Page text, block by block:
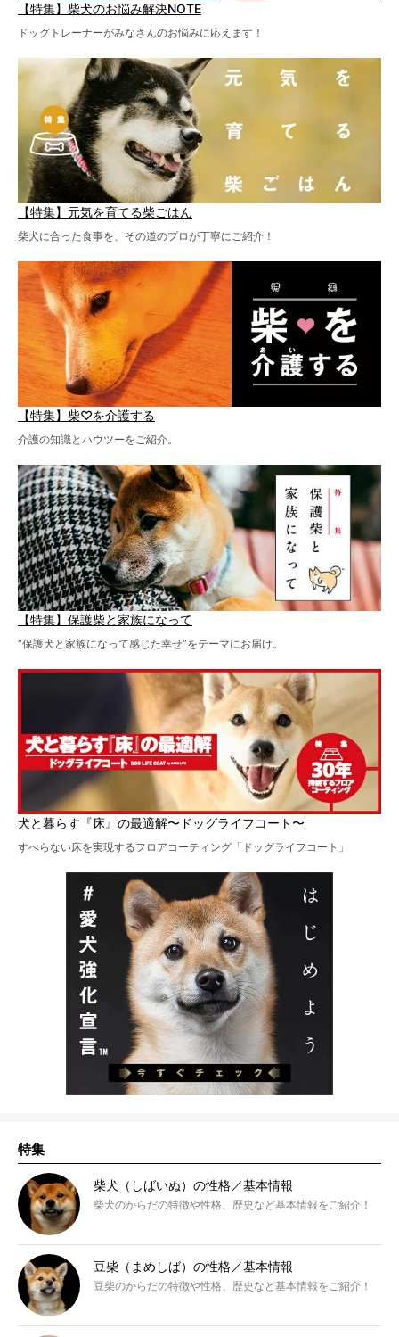
【特集】柴犬のお悩み解決NOTE
ドッグトレーナーがみなさんのお悩みに応えます！
【特集】元気を育てる柴ごはん
柴犬に合った食事を、その道のプロが丁寧にご紹介！
【特集】柴♡を介護する
介護の知識とハウツーをご紹介。
【特集】保護柴と家族になって
“保護犬と家族になって感じた幸せ”をテーマにお届け。
犬と暮らす『床』の最適解〜ドッグライフコート〜
すべらない床を実現するフロアコーティング「ドッグライフコート」
特集
柴犬（しばいぬ）の性格／基本情報
柴犬のからだの特徴や性格、歴史など基本情報をご紹介！
豆柴（まめしば）の性格／基本情報
豆柴のからだの特徴や性格、歴史など基本情報をご紹介！